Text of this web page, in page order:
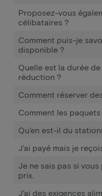
Proposez-vous
célibataires ?
Comment puis-je
disponible ?
Quelle est la durée
réduction ?
Comment réserver
Comment les
Qu'en est-il du
J'ai payé mais je
Je ne sais pas si
prix.
J'ai des exigences